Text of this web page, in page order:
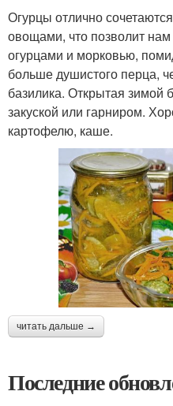
Огурцы отлично
овощами, что позволит
огурцами и морковью,
больше душистого перца,
базилика. Открытая зимой
закуской или гарниром.
картофелю, каше.
читать дальше →
Последние